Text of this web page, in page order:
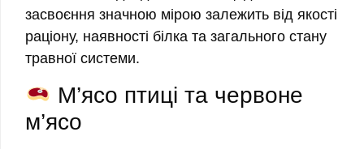
засвоєння значною мірою залежить від якості
раціону, наявності білка та загального стану
травної системи.
М’ясо птиці та червоне
м’ясо